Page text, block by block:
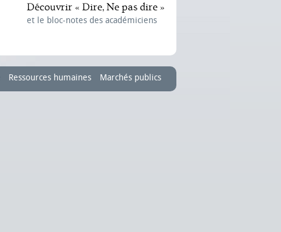
Découvrir « Dire, Ne pas dire »
et le bloc-notes des académiciens
Ressources humaines Marchés publics